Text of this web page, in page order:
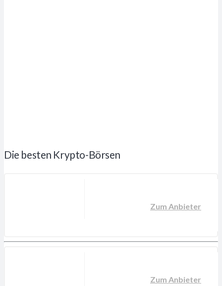
Die besten Krypto-Börsen
Zum Anbieter
Zum Anbieter